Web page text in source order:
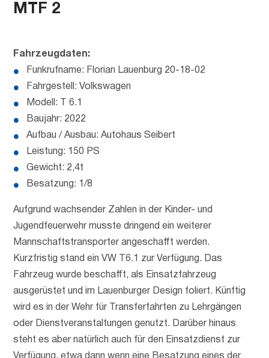
MTF 2
Fahrzeugdaten:
Funkrufname: Florian Lauenburg 20-18-02
Fahrgestell: Volkswagen
Modell: T 6.1
Baujahr: 2022
Aufbau / Ausbau: Autohaus Seibert
Leistung: 150 PS
Gewicht: 2,4t
Besatzung: 1/8
Aufgrund wachsender Zahlen in der Kinder- und
Jugendfeuerwehr musste dringend ein weiterer
Mannschaftstransporter angeschafft werden.
Kurzfristig stand ein VW T6.1 zur Verfügung. Das
Fahrzeug wurde beschafft, als Einsatzfahrzeug
ausgerüstet und im Lauenburger Design foliert. Künftig
wird es in der Wehr für Transferfahrten zu Lehrgängen
oder Dienstveranstaltungen genutzt. Darüber hinaus
steht es aber natürlich auch für den Einsatzdienst zur
Verfügung, etwa dann wenn eine Besatzung eines der